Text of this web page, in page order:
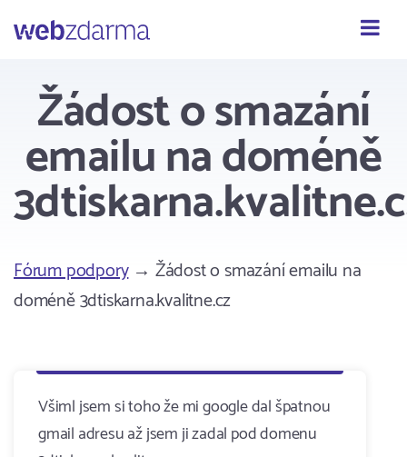
Webzdarma
Žádost o smazání
emailu na doméně
Fórum podpory→ Žádost o smazání emailu na
doméně 3dtiskarna.kvalitne.cz
Všiml jsem si toho že mi google dal špatnou
gmail adresu až jsem ji zadal pod domenu